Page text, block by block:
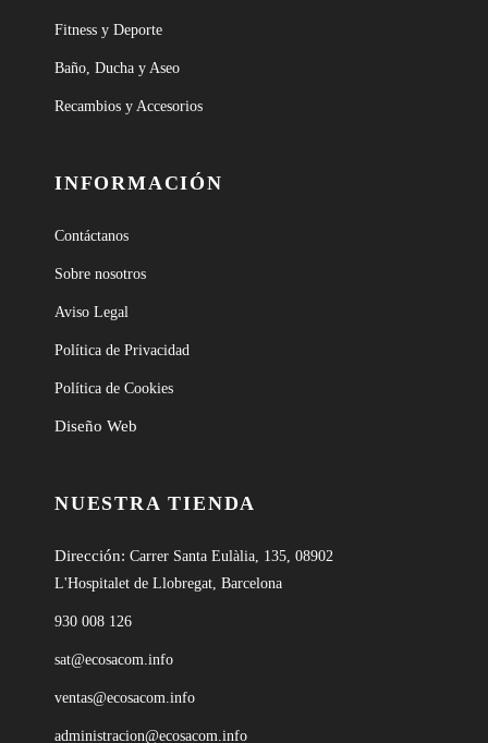
Fitness y Deporte
Baño, Ducha y Aseo
Recambios y Accesorios
INFORMACIÓN
Contáctanos
Sobre nosotros
Aviso Legal
Política de Privacidad
Política de Cookies
Diseño Web
NUESTRA TIENDA
Dirección: Carrer Santa Eulàlia, 135, 08902
L'Hospitalet de Llobregat, Barcelona
930 008 126
sat@ecosacom.info
ventas@ecosacom.info
administracion@ecosacom.info